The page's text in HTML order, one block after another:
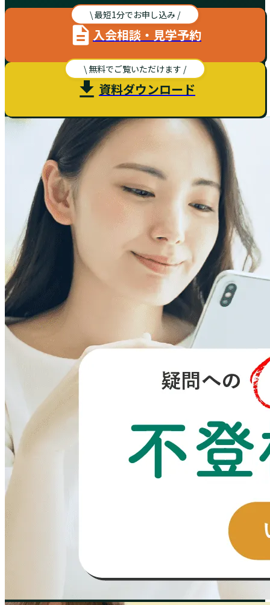
\ 最短1分でお申し込み /
入会相談・見学予約
\ 無料でご覧いただけます /
資料ダウンロード